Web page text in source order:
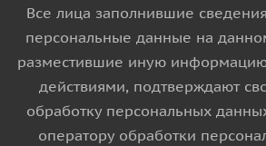
Все лица заполнившие
персональные данные на
разместившие иную
действиями, подтверждают
обработку персональных
оператору обработки